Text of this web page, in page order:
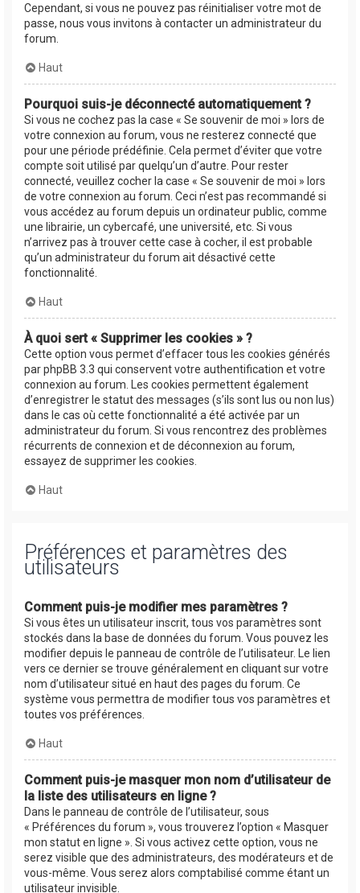
Cependant, si vous ne pouvez pas réinitialiser votre mot de
passe, nous vous invitons à contacter un administrateur du
forum.
Haut
Pourquoi suis-je déconnecté automatiquement ?
Si vous ne cochez pas la case « Se souvenir de moi » lors de
votre connexion au forum, vous ne resterez connecté que
pour une période prédéfinie. Cela permet d’éviter que votre
compte soit utilisé par quelqu’un d’autre. Pour rester
connecté, veuillez cocher la case « Se souvenir de moi » lors
de votre connexion au forum. Ceci n’est pas recommandé si
vous accédez au forum depuis un ordinateur public, comme
une librairie, un cybercafé, une université, etc. Si vous
n’arrivez pas à trouver cette case à cocher, il est probable
qu’un administrateur du forum ait désactivé cette
fonctionnalité.
Haut
À quoi sert « Supprimer les cookies » ?
Cette option vous permet d’effacer tous les cookies générés
par phpBB 3.3 qui conservent votre authentification et votre
connexion au forum. Les cookies permettent également
d’enregistrer le statut des messages (s’ils sont lus ou non lus)
dans le cas où cette fonctionnalité a été activée par un
administrateur du forum. Si vous rencontrez des problèmes
récurrents de connexion et de déconnexion au forum,
essayez de supprimer les cookies.
Haut
Préférences et paramètres des
utilisateurs
Comment puis-je modifier mes paramètres ?
Si vous êtes un utilisateur inscrit, tous vos paramètres sont
stockés dans la base de données du forum. Vous pouvez les
modifier depuis le panneau de contrôle de l’utilisateur. Le lien
vers ce dernier se trouve généralement en cliquant sur votre
nom d’utilisateur situé en haut des pages du forum. Ce
système vous permettra de modifier tous vos paramètres et
toutes vos préférences.
Haut
Comment puis-je masquer mon nom d’utilisateur de
la liste des utilisateurs en ligne ?
Dans le panneau de contrôle de l’utilisateur, sous
« Préférences du forum », vous trouverez l’option « Masquer
mon statut en ligne ». Si vous activez cette option, vous ne
serez visible que des administrateurs, des modérateurs et de
vous-même. Vous serez alors comptabilisé comme étant un
utilisateur invisible.